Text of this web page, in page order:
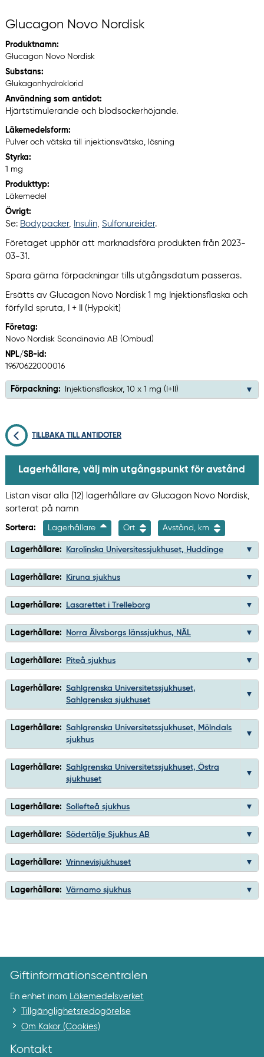
Glucagon Novo Nordisk
Produktnamn:
Glucagon Novo Nordisk
Substans:
Glukagonhydroklorid
Användning som antidot:
Hjärtstimulerande och blodsockerhöjande.
Läkemedelsform:
Pulver och vätska till injektionsvätska, lösning
Styrka:
1 mg
Produkttyp:
Läkemedel
Övrigt:
Se: Bodypacker, Insulin, Sulfonureider.
Företaget upphör att marknadsföra produkten från 2023-
03-31.
Spara gärna förpackningar tills utgångsdatum passeras.
Ersätts av Glucagon Novo Nordisk 1 mg Injektionsflaska och
förfylld spruta, I + II (Hypokit)
Företag:
Novo Nordisk Scandinavia AB (Ombud)
NPL/SB-id:
19670622000016
Förpackning: Injektionsflaskor, 10 x 1 mg (I+II)
TILLBAKA TILL ANTIDOTER
Lagerhållare, välj min utgångspunkt för avstånd
Listan visar alla (12) lagerhållare av Glucagon Novo Nordisk,
sorterat på namn
Sortera: Lagerhållare Ort Avstånd, km
Lagerhållare: Karolinska Universitessjukhuset, Huddinge
Lagerhållare: Kiruna sjukhus
Lagerhållare: Lasarettet i Trelleborg
Lagerhållare: Norra Älvsborgs länssjukhus, NÄL
Lagerhållare: Piteå sjukhus
Lagerhållare: Sahlgrenska Universitetssjukhuset,
Sahlgrenska sjukhuset
Lagerhållare: Sahlgrenska Universitetssjukhuset, Mölndals
sjukhus
Lagerhållare: Sahlgrenska Universitetssjukhuset, Östra
sjukhuset
Lagerhållare: Sollefteå sjukhus
Lagerhållare: Södertälje Sjukhus AB
Lagerhållare: Vrinnevisjukhuset
Lagerhållare: Värnamo sjukhus
Giftinformationscentralen
En enhet inom
Läkemedelsverket
Tillgänglighetsredogörelse
Om Kakor (Cookies)
Kontakt